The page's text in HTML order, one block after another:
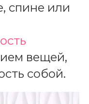
спине или
вещей,
собой.